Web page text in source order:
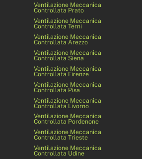
Ventilazione Meccanica
Controllata Prato
Ventilazione Meccanica
Controllata Terni
Ventilazione Meccanica
Controllata Arezzo
Ventilazione Meccanica
Controllata Siena
Ventilazione Meccanica
Controllata Firenze
Ventilazione Meccanica
Controllata Pisa
Ventilazione Meccanica
Controllata Livorno
Ventilazione Meccanica
Controllata Pordenone
Ventilazione Meccanica
Controllata Trieste
Ventilazione Meccanica
Controllata Udine